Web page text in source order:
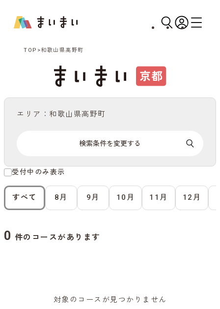
TOP 和歌山県高野町
エリア：和歌山県高野町
検索条件を変更する
受付中のみ表示
すべて 8月 9月 10月 11月 12月
0 件のコースがあります
対象のコースが見つかりません